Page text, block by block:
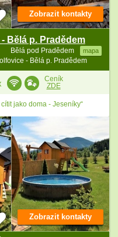
Bělá p. Pradědem
Bělá pod Pradědem mapa
- Bělá p. Pradědem
Zobrazit kontakty
Ceník
ZDE
jako doma - Jeseníky“
Zobrazit kontakty